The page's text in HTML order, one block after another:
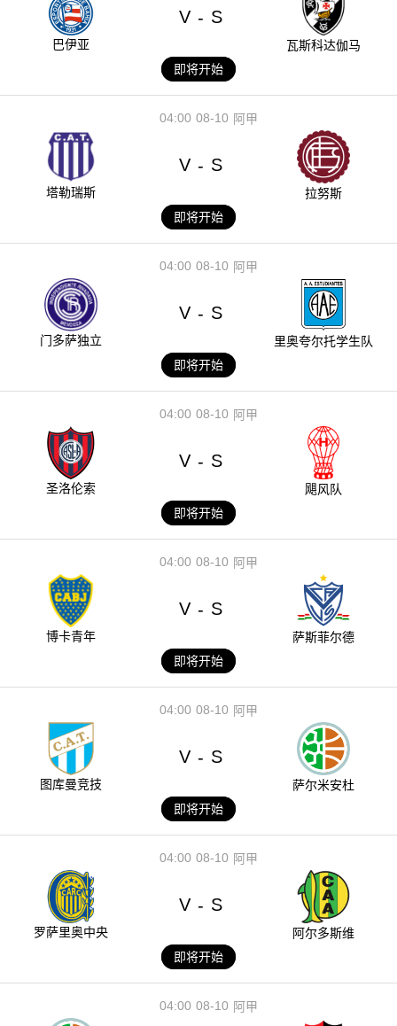
巴伊亚
V - S
瓦斯科达伽马
即将开始
08-10
04:00 阿甲
塔勒瑞斯
V - S
拉努斯
即将开始
08-10
04:00 阿甲
门多萨独立
V - S
里奥夸尔托学生队
即将开始
08-10
04:00 阿甲
圣洛伦索
V - S
飓风队
即将开始
08-10
04:00 阿甲
博卡青年
V - S
萨斯菲尔德
即将开始
08-10
04:00 阿甲
图库曼竞技
V - S
萨尔米安杜
即将开始
08-10
04:00 阿甲
罗萨里奥中央
V - S
阿尔多斯维
即将开始
08-10
04:00 阿甲